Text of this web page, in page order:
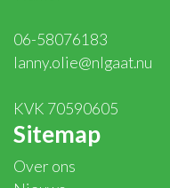
06-58076183
lanny.olie@nlgaat.nu
KVK 70590605
Sitemap
Over ons